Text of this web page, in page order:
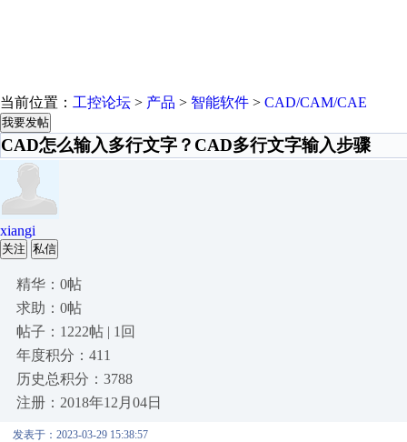
当前位置： 工控论坛 > 产品 > 智能软件 > CAD/CAM/CAE
我要发帖
CAD怎么输入多行文字？CAD多行文字输入步骤
xiangi
关注 私信
精华：0帖
求助：0帖
帖子：1222帖 | 1回
年度积分：411
历史总积分：3788
注册：2018年12月04日
发表于：2023-03-29 15:38:57